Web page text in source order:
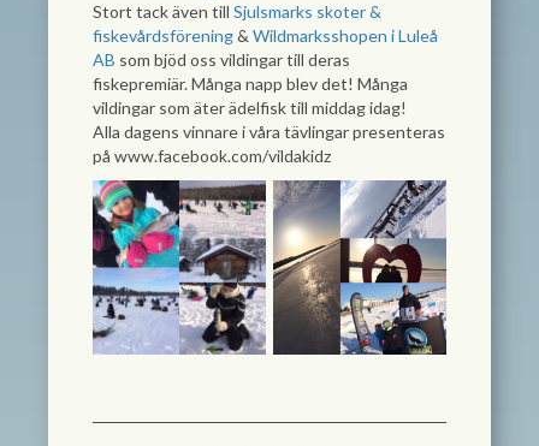
Stort tack även till Sjulsmarks skoter &
fiskevårdsförening&Wildmarksshopen i Luleå
AB som bjöd oss vildingar till deras
fiskepremiär. Många napp blev det! Många
vildingar som äter ädelfisk till middag idag!
Alla dagens vinnare i våra tävlingar presenteras
på www.facebook.com/vildakidz